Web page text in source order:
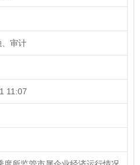
、审计
11:07